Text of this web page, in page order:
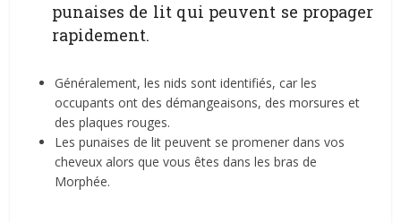
punaises de lit qui peuvent se propager
rapidement.
Généralement, les nids sont identifiés, car les
occupants ont des démangeaisons, des morsures et
des plaques rouges.
Les punaises de lit peuvent se promener dans vos
cheveux alors que vous êtes dans les bras de
Morphée.